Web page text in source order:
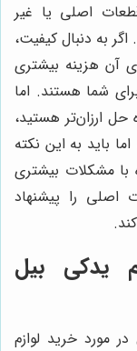
اصلی یا غیر
به دنبال کیفیت،
آن هزینه بیشتری
شما هستند. اما
حل ارزان‌تر هستید،
باید به این نکته
با مشکلات بیشتری
اصلی را پیشنهاد
یدکی بیل
مورد خرید لوازم